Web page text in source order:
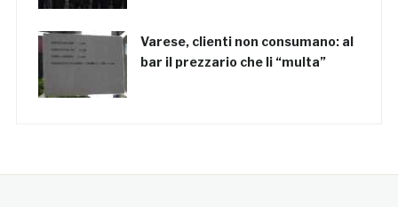
Varese, clienti non consumano: al
bar il prezzario che li “multa”